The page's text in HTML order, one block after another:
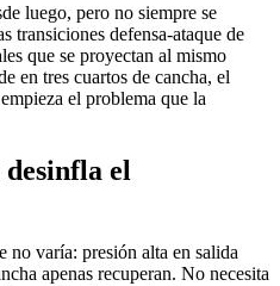
luego, pero no siempre se
transiciones defensa-ataque de
que se proyectan al mismo
en tres cuartos de cancha, el
el problema que la
el
no varía: presión alta en salida
apenas recuperan. No necesita